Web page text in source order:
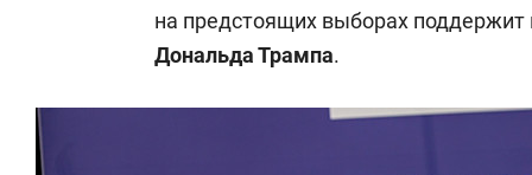
на предстоящих выборах поддержит
Дональда Трампа.
Рекомендуем Рекомендуем